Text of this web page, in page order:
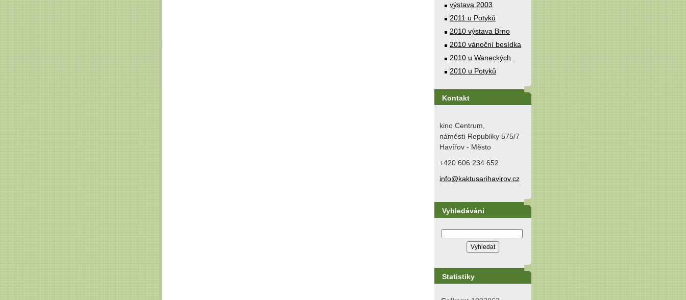
výstava 2003
2011 u Potyků
2010 výstava Brno
2010 vánoční besídka
2010 u Waneckých
2010 u Potyků
Kontakt
kino Centrum,
náměstí Republiky 575/7
Havířov - Město
+420 606 234 652
info@kaktusarihavirov.cz
Vyhledávání
Statistiky